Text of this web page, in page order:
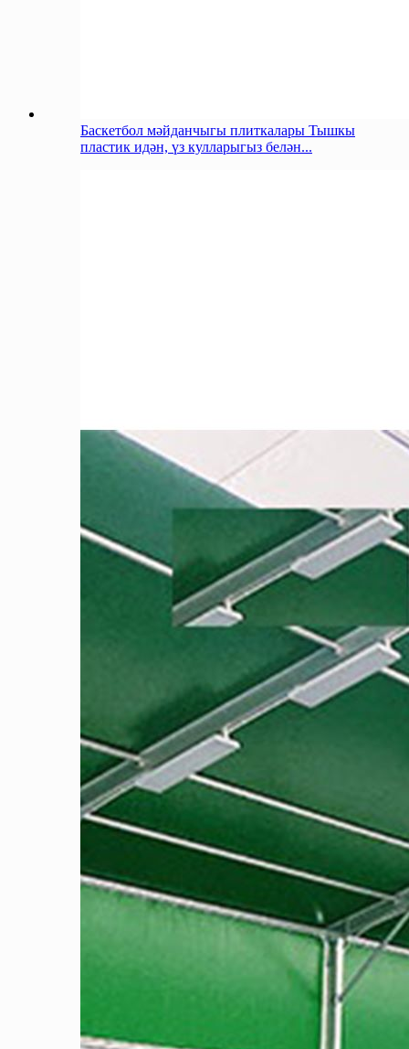
Баскетбол мәйданчыгы плиткалары Тышкы
пластик идән, үз кулларыгыз белән...